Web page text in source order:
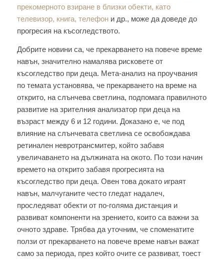
прекомерното взиране в близки обекти, като
телевизор, книга, телефони др., може да доведе до
прогресия на късогледството.
Добрите новини са, че прекарването на повече време
навън, значително намалява рисковете от
късогледство при деца. Мета-анализ на проучвания
по темата установява, че прекарването на време на
открито, на слънчева светлина, подпомага правилното
развитие на зрителния анализатор при деца на
възраст между 6 и 12 години. Доказано е, че под
влияние на слънчевата светлина се освобождава
ретинален невротрансмитер, който забавя
увеличаването на дължината на окото. По този начин
времето на открито забавя прогресията на
късогледство при деца. Овен това докато играят
навън, малчуганите често гледат надалеч,
проследяват обекти от по-голяма дистанция и
развиват компоненти на зрението, които са важни за
очното здраве. Трябва да уточним, че споменатите
ползи от прекарването на повече време навън важат
само за периода, през който очите се развиват, тоест